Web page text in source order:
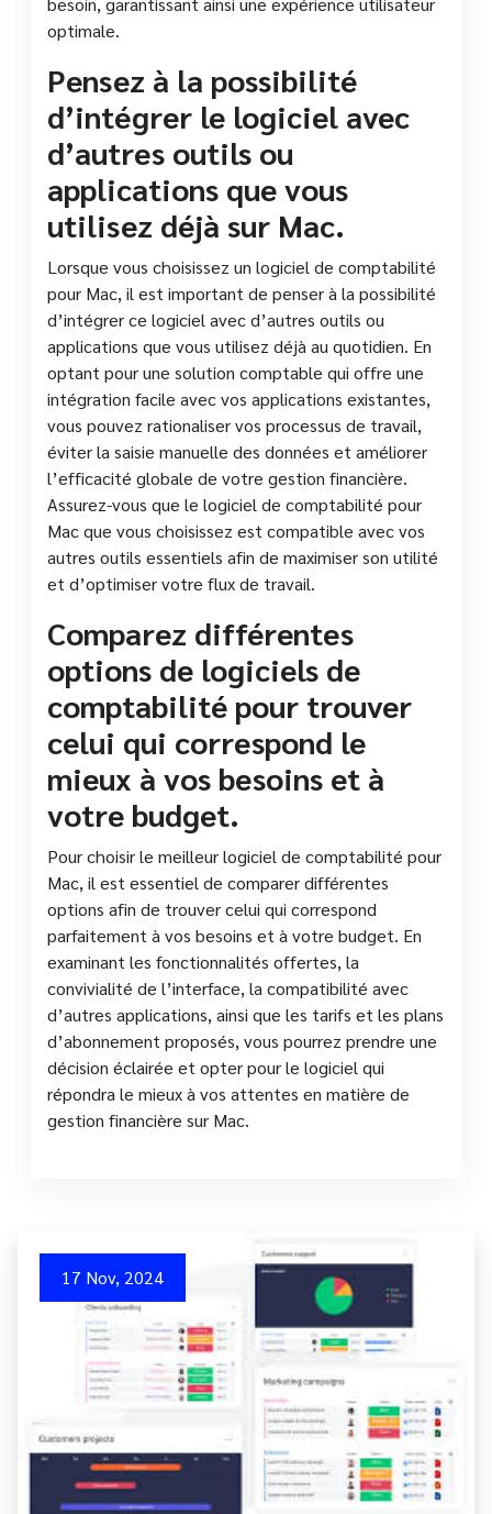
optimale.
Pensez à la possibilité
d’intégrer le logiciel avec
d’autres outils ou
applications que vous
utilisez déjà sur Mac.
Lorsque vous choisissez un logiciel de comptabilité
pour Mac, il est important de penser à la possibilité
d’intégrer ce logiciel avec d’autres outils ou
applications que vous utilisez déjà au quotidien. En
optant pour une solution comptable qui offre une
intégration facile avec vos applications existantes,
vous pouvez rationaliser vos processus de travail,
éviter la saisie manuelle des données et améliorer
l’efficacité globale de votre gestion financière.
Assurez-vous que le logiciel de comptabilité pour
Mac que vous choisissez est compatible avec vos
autres outils essentiels afin de maximiser son utilité
et d’optimiser votre flux de travail.
Comparez différentes
options de logiciels de
comptabilité pour trouver
celui qui correspond le
mieux à vos besoins et à
votre budget.
Pour choisir le meilleur logiciel de comptabilité pour
Mac, il est essentiel de comparer différentes
options afin de trouver celui qui correspond
parfaitement à vos besoins et à votre budget. En
examinant les fonctionnalités offertes, la
convivialité de l’interface, la compatibilité avec
d’autres applications, ainsi que les tarifs et les plans
d’abonnement proposés, vous pourrez prendre une
décision éclairée et opter pour le logiciel qui
répondra le mieux à vos attentes en matière de
gestion financière sur Mac.
17 Nov, 2024